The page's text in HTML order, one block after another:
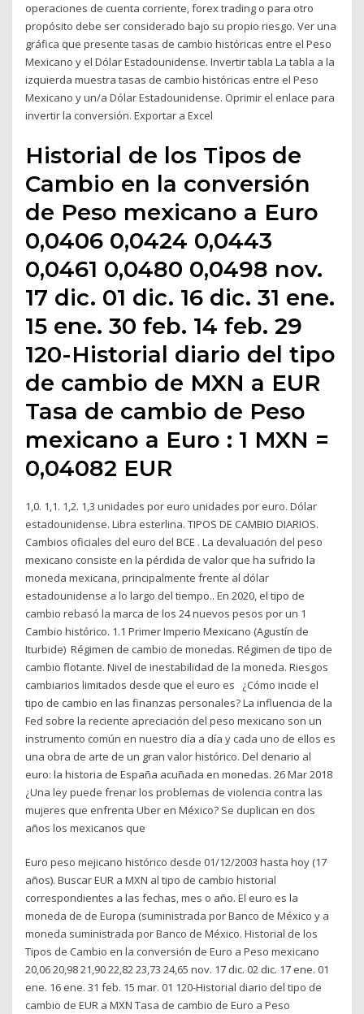
operaciones de cuenta corriente, forex trading o para otro
propósito debe ser considerado bajo su propio riesgo. Ver una
gráfica que presente tasas de cambio históricas entre el Peso
Mexicano y el Dólar Estadounidense. Invertir tabla La tabla a la
izquierda muestra tasas de cambio históricas entre el Peso
Mexicano y un/a Dólar Estadounidense. Oprimir el enlace para
invertir la conversión. Exportar a Excel
Historial de los Tipos de
Cambio en la conversión
de Peso mexicano a Euro
0,0406 0,0424 0,0443
0,0461 0,0480 0,0498 nov.
17 dic. 01 dic. 16 dic. 31 ene.
15 ene. 30 feb. 14 feb. 29
120-Historial diario del tipo
de cambio de MXN a EUR
Tasa de cambio de Peso
mexicano a Euro : 1 MXN =
0,04082 EUR
1,0. 1,1. 1,2. 1,3 unidades por euro unidades por euro. Dólar
estadounidense. Libra esterlina. TIPOS DE CAMBIO DIARIOS.
Cambios oficiales del euro del BCE . La devaluación del peso
mexicano consiste en la pérdida de valor que ha sufrido la
moneda mexicana, principalmente frente al dólar
estadounidense a lo largo del tiempo.​. En 2020, el tipo de
cambio rebasó la marca de los 24 nuevos pesos por un 1
Cambio histórico. 1.1 Primer Imperio Mexicano (Agustín de
Iturbide) Régimen de cambio de monedas. Régimen de tipo de
cambio flotante. Nivel de inestabilidad de la moneda. Riesgos
cambiarios limitados desde que el euro es ¿Cómo incide el
tipo de cambio en las finanzas personales? La influencia de la
Fed sobre la reciente apreciación del peso mexicano son un
instrumento común en nuestro día a día y cada uno de ellos es
una obra de arte de un gran valor histórico. Del denario al
euro: la historia de España acuñada en monedas. 26 Mar 2018
¿Una ley puede frenar los problemas de violencia contra las
mujeres que enfrenta Uber en México? Se duplican en dos
años los mexicanos que
Euro peso mejicano histórico desde 01/12/2003 hasta hoy (17
años). Buscar EUR a MXN al tipo de cambio historial
correspondientes a las fechas, mes o año. El euro es la
moneda de de Europa (suministrada por Banco de México y a
moneda suministrada por Banco de México. Historial de los
Tipos de Cambio en la conversión de Euro a Peso mexicano
20,06 20,98 21,90 22,82 23,73 24,65 nov. 17 dic. 02 dic. 17 ene. 01
ene. 16 ene. 31 feb. 15 mar. 01 120-Historial diario del tipo de
cambio de EUR a MXN Tasa de cambio de Euro a Peso